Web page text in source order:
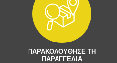
ΠΑΡΑΚΟΛΟΥΘΗΣΕ ΤΗ
ΠΑΡΑΓΓΕΛΙΑ